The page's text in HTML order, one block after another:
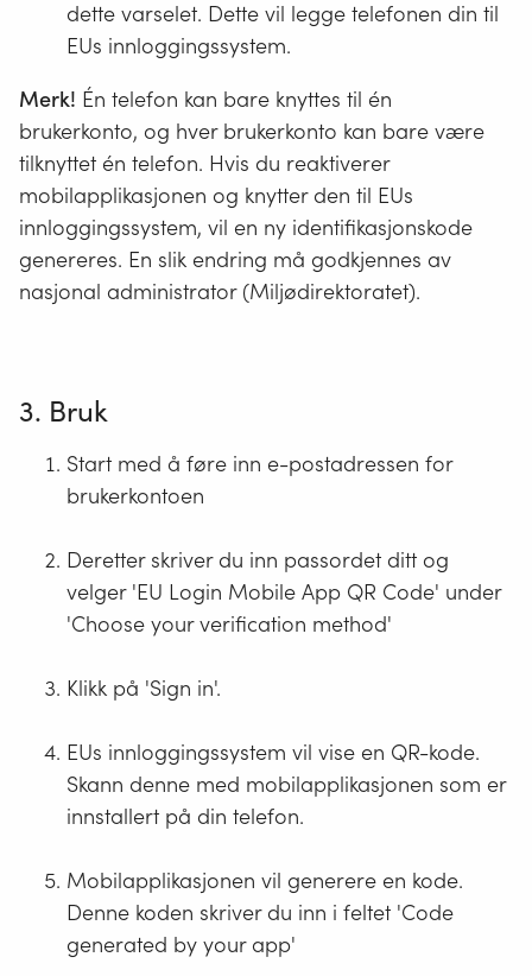
dette varselet. Dette vil legge telefonen din til
EUs innloggingssystem.
Merk! Én telefon kan bare knyttes til én
brukerkonto, og hver brukerkonto kan bare være
tilknyttet én telefon. Hvis du reaktiverer
mobilapplikasjonen og knytter den til EUs
innloggingssystem, vil en ny identifikasjonskode
genereres. En slik endring må godkjennes av
nasjonal administrator (Miljødirektoratet).
3. Bruk
Start med å føre inn e-postadressen for
brukerkontoen
Deretter skriver du inn passordet ditt og
velger 'EU Login Mobile App QR Code' under
'Choose your verification method'
Klikk på 'Sign in'.
EUs innloggingssystem vil vise en QR-kode.
Skann denne med mobilapplikasjonen som er
innstallert på din telefon.
Mobilapplikasjonen vil generere en kode.
Denne koden skriver du inn i feltet 'Code
generated by your app'